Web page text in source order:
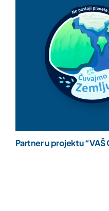
Partner u projektu “VAŠ